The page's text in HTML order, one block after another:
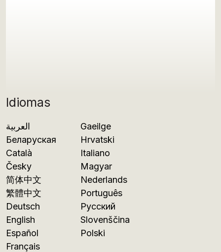
Idiomas
العربية
Беларуская
Català
Česky
简体中文
繁體中文
Deutsch
English
Español
Français
Gaeilge
Hrvatski
Italiano
Magyar
Nederlands
Português
Русский
Slovenščina
Polski